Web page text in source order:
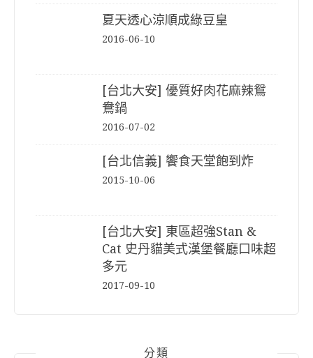
夏天透心涼順成綠豆皇
2016-06-10
[台北大安] 優質好肉花麻辣鴛
鴦鍋
2016-07-02
[台北信義] 饗食天堂飽到炸
2015-10-06
[台北大安] 東區超強Stan &
Cat 史丹貓美式漢堡餐廳口味超
多元
2017-09-10
分類